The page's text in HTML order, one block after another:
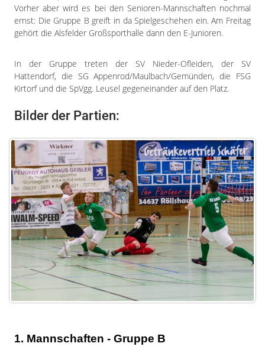
Vorher aber wird es bei den Senioren-Mannschaften nochmal
ernst: Die Gruppe B greift in da Spielgeschehen ein. Am Freitag
gehört die Alsfelder Großsporthalle dann den E-Junioren.
In der Gruppe treten der SV Nieder-Ofleiden, der SV
Hattendorf, die SG Appenrod/Maulbach/Gemünden, die FSG
Kirtorf und die SpVgg. Leusel gegeneinander auf den Platz.
Bilder der Partien: